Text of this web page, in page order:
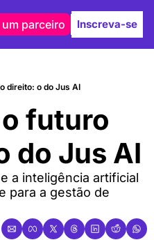
um parceiro Inscreva-se
direito: o do Jus AI
futuro
do Jus AI
a inteligência artificial
para a gestão de